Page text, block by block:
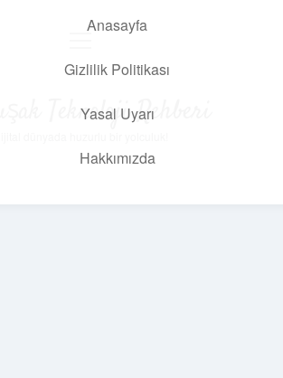
Anasayfa
Gizlilik Politikası
Yasal Uyarı
Hakkımızda
Teknoloji Rehberi